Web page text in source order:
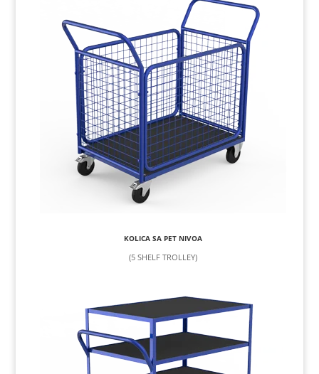
KOLICA SA PET NIVOA
(5 SHELF TROLLEY)